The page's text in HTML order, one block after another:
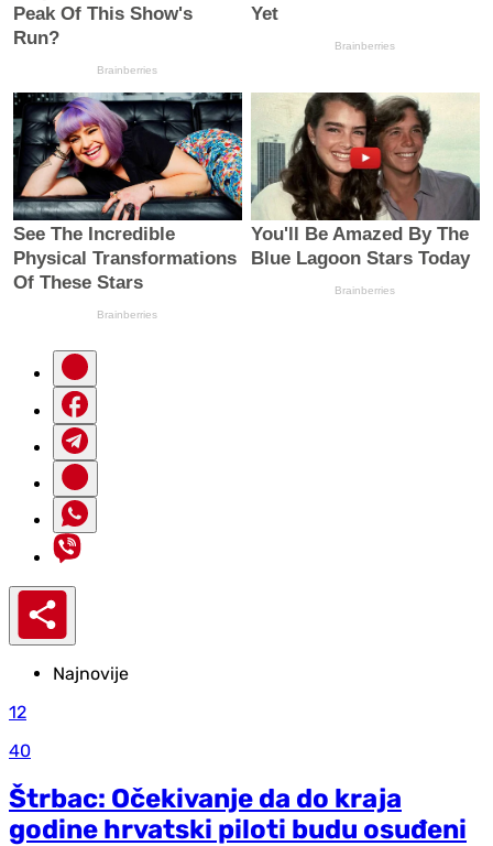
Najnovije
12
40
Štrbac: Očekivanje da do kraja
godine hrvatski piloti budu osuđeni